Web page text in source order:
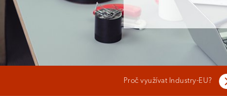
Proč využívat Industry-EU?